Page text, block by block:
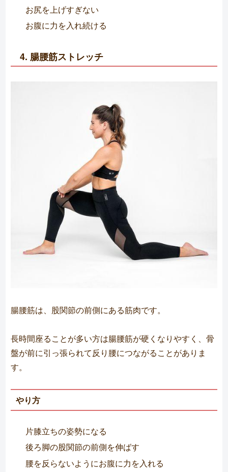
お尻を上げすぎない
お腹に力を入れ続ける
4. 腸腰筋ストレッチ
腸腰筋は、股関節の前側にある筋肉です。
長時間座ることが多い方は腸腰筋が硬くなりやすく、骨
盤が前に引っ張られて反り腰につながることがありま
す。
やり方
片膝立ちの姿勢になる
後ろ脚の股関節の前側を伸ばす
腰を反らないようにお腹に力を入れる